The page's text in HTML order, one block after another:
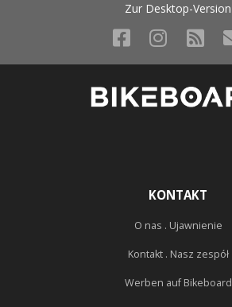
Zur Desktop-Version
KONTAKT
O nas . Ujawnienie
Kontakt . Nasz zespół
Werben auf Bikeboard